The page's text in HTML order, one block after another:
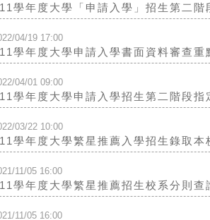
學年度大學「申請入學」招生第二
04/19 17:00
學年度大學申請入學書面資料審查
04/01 09:00
學年度大學申請入學招生第二階段指
03/22 10:00
學年度大學繁星推薦入學招生錄取本
11/05 16:00
學年度大學繁星推薦招生校系分則
11/05 16:00